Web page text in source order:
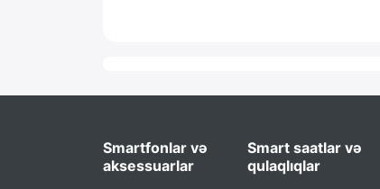
Smartfonlar və
aksessuarlar
Smart saatlar və
qulaqlıqlar